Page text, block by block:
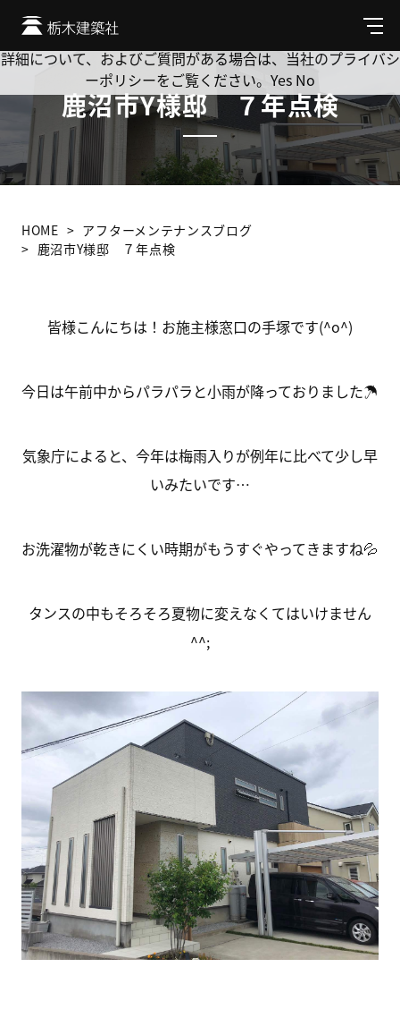
メ
ニ
ュ
鹿沼市Y様邸 ７年点検
HOME
アフターメンテナンスブログ
鹿沼市Y様邸 ７年点検
皆様こんにちは！お施主様窓口の手塚です(^o^)
今日は午前中からパラパラと小雨が降っておりました☂
気象庁によると、今年は梅雨入りが例年に比べて少し早
いみたいです…
お洗濯物が乾きにくい時期がもうすぐやってきますね💦
タンスの中もそろそろ夏物に変えなくてはいけません
^^;
Cookie を使用して、お客様の活動を追跡してもよろしいです
か? 当社ではお客様のプライバシーを極めて重視しています。
詳細について、およびご質問がある場合は、当社のプライバシ
ーポリシーをご覧ください。 Yes No